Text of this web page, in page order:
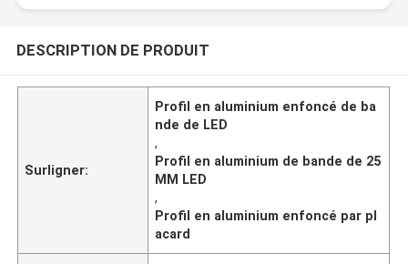
DESCRIPTION DE PRODUIT
Surligner:
Profil en aluminium enfoncé de ba
nde de LED
,
Profil en aluminium de bande de 25
MM LED
,
Profil en aluminium enfoncé par pl
acard